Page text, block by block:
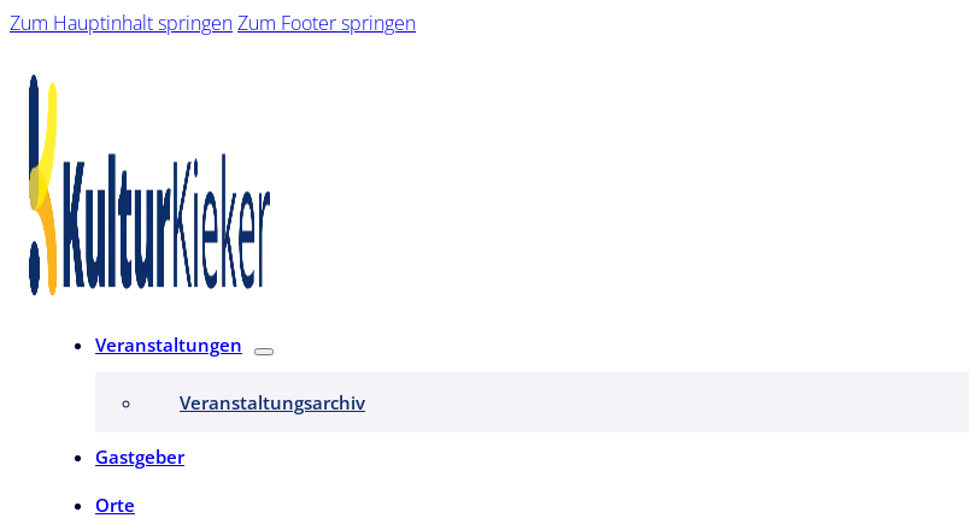
Zum Hauptinhalt springenZum Footer springen
Veranstaltungen
Veranstaltungsarchiv
Gastgeber
Orte